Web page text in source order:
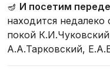
🪔 И посетим
находится
покой
А.А.Тарковский,